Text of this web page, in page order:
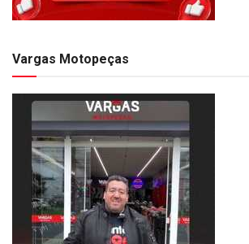
Vargas Motopeças